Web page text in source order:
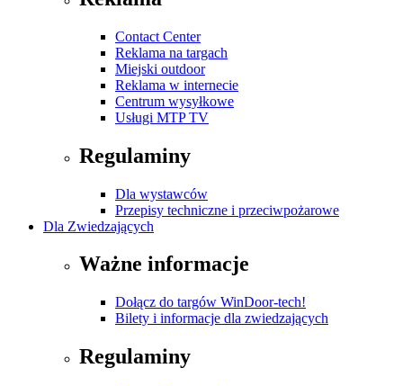
Contact Center
Reklama na targach
Miejski outdoor
Reklama w internecie
Centrum wysyłkowe
Usługi MTP TV
Regulaminy
Dla wystawców
Przepisy techniczne i przeciwpożarowe
Dla Zwiedzających
Ważne informacje
Dołącz do targów WinDoor-tech!
Bilety i informacje dla zwiedzających
Regulaminy